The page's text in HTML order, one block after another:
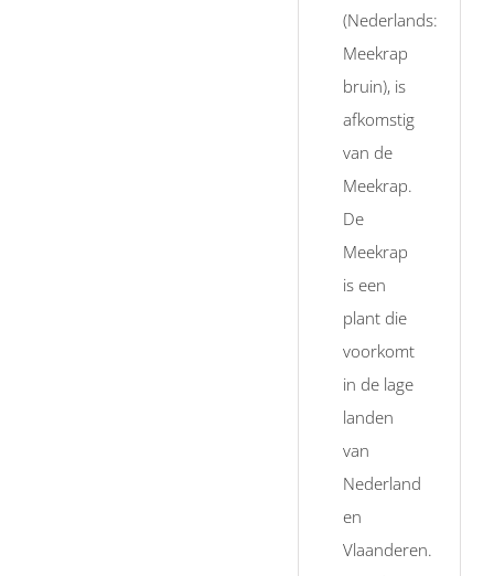
(Nederlands:
Meekrap
bruin), is
afkomstig
van de
Meekrap.
De
Meekrap
is een
plant die
voorkomt
in de lage
landen
van
Nederland
en
Vlaanderen.